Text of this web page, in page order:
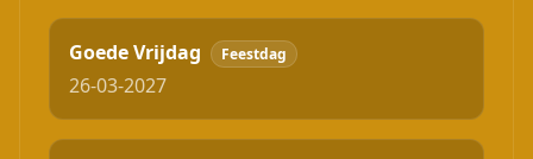
Goede Vrijdag Feestdag
26-03-2027